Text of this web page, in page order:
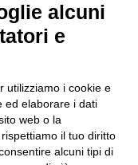
i
alcuni
e
utilizziamo i cookie e
ed elaborare i dati
web o la
il tuo diritto
alcuni tipi di